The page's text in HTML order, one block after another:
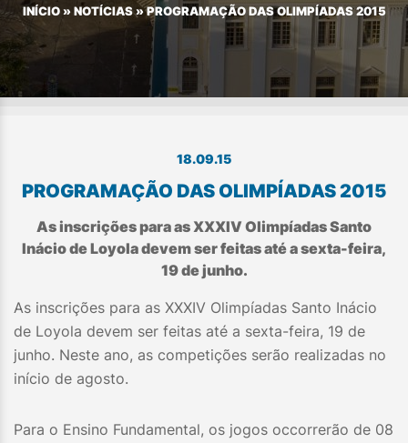
INÍCIO» NOTÍCIAS»PROGRAMAÇÃO DAS OLIMPÍADAS 2015
18.09.15
PROGRAMAÇÃO DAS OLIMPÍADAS 2015
As inscrições para as XXXIV Olimpíadas Santo
Inácio de Loyola devem ser feitas até a sexta-feira,
19 de junho.
As inscrições para as XXXIV Olimpíadas Santo Inácio
de Loyola devem ser feitas até a sexta-feira, 19 de
junho. Neste ano, as competições serão realizadas no
início de agosto.
Para o Ensino Fundamental, os jogos occorrerão de 08